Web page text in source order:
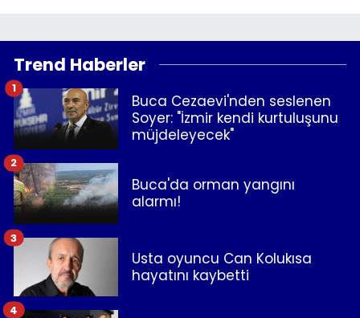
Trend Haberler
Buca Cezaevi'nden seslenen
Soyer: "İzmir kendi kurtuluşunu
müjdeleyecek"
1
Buca'da orman yangını
alarmı!
2
Usta oyuncu Can Kolukısa
hayatını kaybetti
3
4